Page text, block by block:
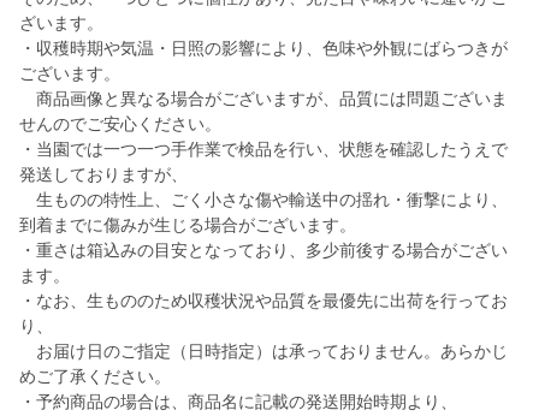
ざいます。
・収穫時期や気温・日照の影響により、色味や外観にばらつきが
ございます。
商品画像と異なる場合がございますが、品質には問題ございま
せんのでご安心ください。
・当園では一つ一つ手作業で検品を行い、状態を確認したうえで
発送しておりますが、
生ものの特性上、ごく小さな傷や輸送中の揺れ・衝撃により、
到着までに傷みが生じる場合がございます。
・重さは箱込みの目安となっており、多少前後する場合がござい
ます。
・なお、生もののため収穫状況や品質を最優先に出荷を行ってお
り、
お届け日のご指定（日時指定）は承っておりません。あらかじ
めご了承ください。
・予約商品の場合は、商品名に記載の発送開始時期より、